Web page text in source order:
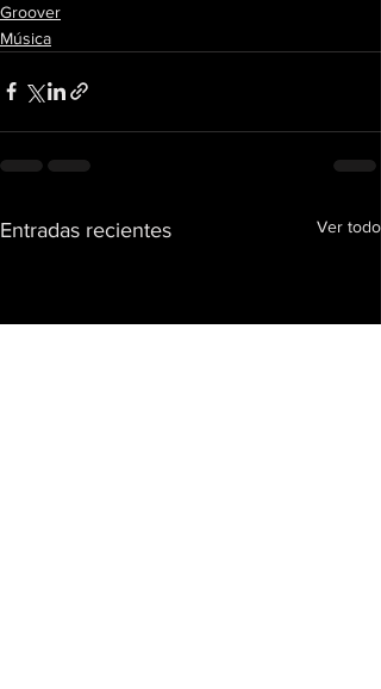
Groover
Música
Entradas recientes Ver todo